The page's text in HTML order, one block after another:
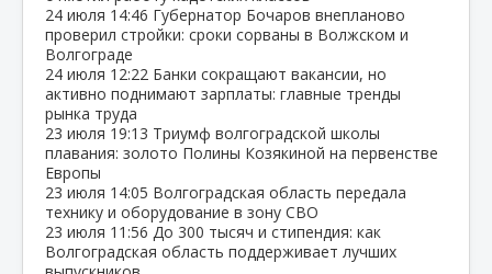
24 июля 14:46 Губернатор Бочаров внепланово
проверил стройки: сроки сорваны в Волжском и
Волгограде
24 июля 12:22 Банки сокращают вакансии, но
активно поднимают зарплаты: главные тренды
рынка труда
23 июля 19:13 Триумф волгоградской школы
плавания: золото Полины Козякиной на первенстве
Европы
23 июля 14:05 Волгоградская область передала
технику и оборудование в зону СВО
23 июля 11:56 До 300 тысяч и стипендия: как
Волгоградская область поддерживает лучших